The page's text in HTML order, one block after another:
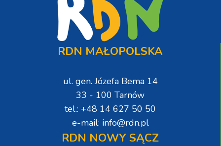
RDN MAŁOPOLSKA
ul. gen. Józefa Bema 14
33 - 100 Tarnów
tel.: +48 14 627 50 50
e-mail: info@rdn.pl
RDN NOWY SĄCZ